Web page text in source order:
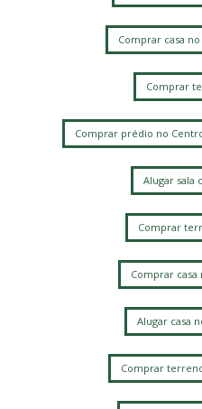
Comprar casa
Comprar
Comprar prédio no
Alugar sala
Comprar
Comprar casa
Alugar casa
Comprar